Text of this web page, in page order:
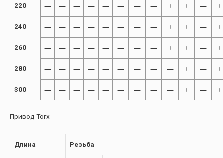
220 — — — — — — — — + + — +
240 — — — — — — — — + + — +
260 — — — — — — — — + + — +
280 — — — — — — — — — + — +
300 — — — — — — — — — + — +
Привод Torx
Длина Резьба